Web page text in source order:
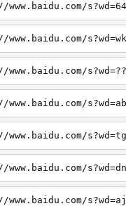
s?wd=64
s?wd=wk
s?wd=??
s?wd=ab
s?wd=tg
s?wd=dn
s?wd=aj